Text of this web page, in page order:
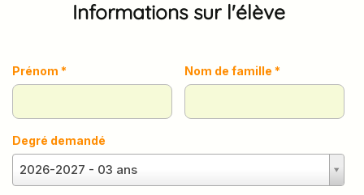
Informations sur l'élève
Prénom * Nom de famille *
Degré demandé
2026-2027 - 03 ans